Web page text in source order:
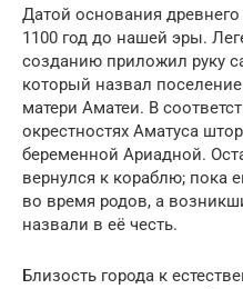
Датой основания древнего
1100 год до нашей эры.
созданию приложил руку
который назвал
матери Аматеи. В
окрестностях Аматуса
беременной Ариадной.
вернулся к кораблю; пока
во время родов, а
назвали в её честь.
Близость города к